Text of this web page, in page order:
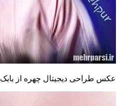
عکس طراحی دیجیتال چهره از بابک